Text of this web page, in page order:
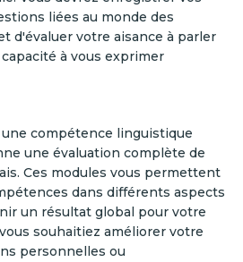
liées au monde des
d'évaluer votre aisance à parler
à vous exprimer
compétence linguistique
une évaluation complète de
Ces modules vous permettent
dans différents aspects
un résultat global pour votre
souhaitiez améliorer votre
personnelles ou